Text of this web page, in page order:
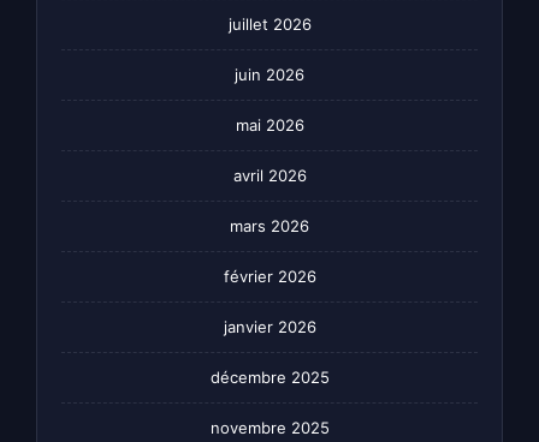
juillet 2026
juin 2026
mai 2026
avril 2026
mars 2026
février 2026
janvier 2026
décembre 2025
novembre 2025